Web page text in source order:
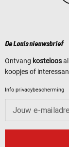
De Louis nieuwsbrief
Ontvang kosteloos
koopjes of
Info privacybescherming
Jouw e-